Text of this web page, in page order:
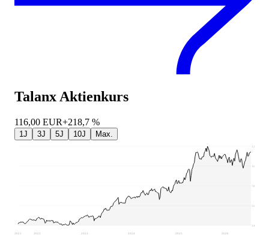
Talanx Aktienkurs
116,00 EUR+218,7 %
1J 3J 5J 10J Max.
34,84
56,7
78,57
100,43
122,29
2021 2022 2023 2024 2025 2026